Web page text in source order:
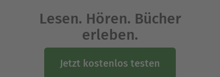
Lesen. Hören. Bücher
erleben.
Jetzt kostenlos testen